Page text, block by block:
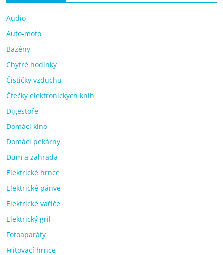
Audio
Auto-moto
Bazény
Chytré hodinky
Čističky vzduchu
Čtečky elektronických knih
Digestoře
Domácí kino
Domácí pekárny
Dům a zahrada
Elektrické hrnce
Elektrické pánve
Elektrické vařiče
Elektrický gril
Fotoaparáty
Fritovací hrnce